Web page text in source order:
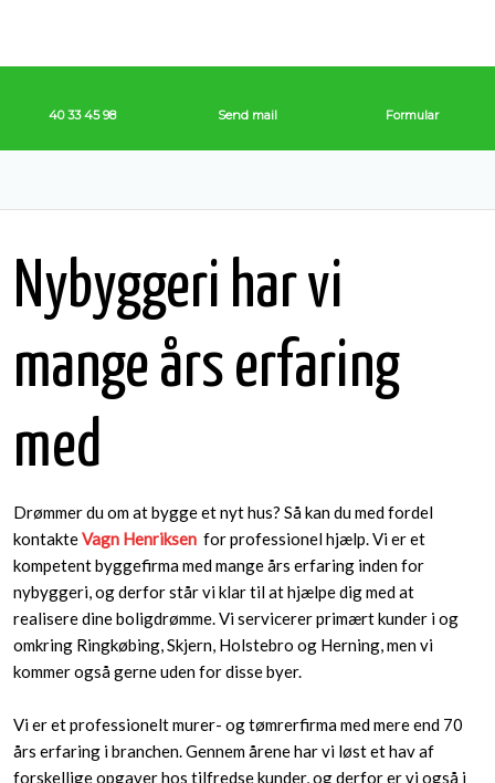
40 33 45 98 Send mail Formular
​Nybyggeri har vi
mange års erfaring
med
Drømmer du om at bygge et nyt hus? Så kan du med fordel
kontakteVagn Henriksenfor professionel hjælp. Vi er et
kompetent byggefirma med mange års erfaring inden for
nybyggeri, og derfor står vi klar til at hjælpe dig med at
realisere dine boligdrømme. Vi servicerer primært kunder i og
omkring Ringkøbing, Skjern, Holstebro og Herning, men vi
kommer også gerne uden for disse byer.
Vi er et professionelt murer- og tømrerfirma med mere end 70
års erfaring i branchen. Gennem årene har vi løst et hav af
forskellige opgaver hos tilfredse kunder, og derfor er vi også i